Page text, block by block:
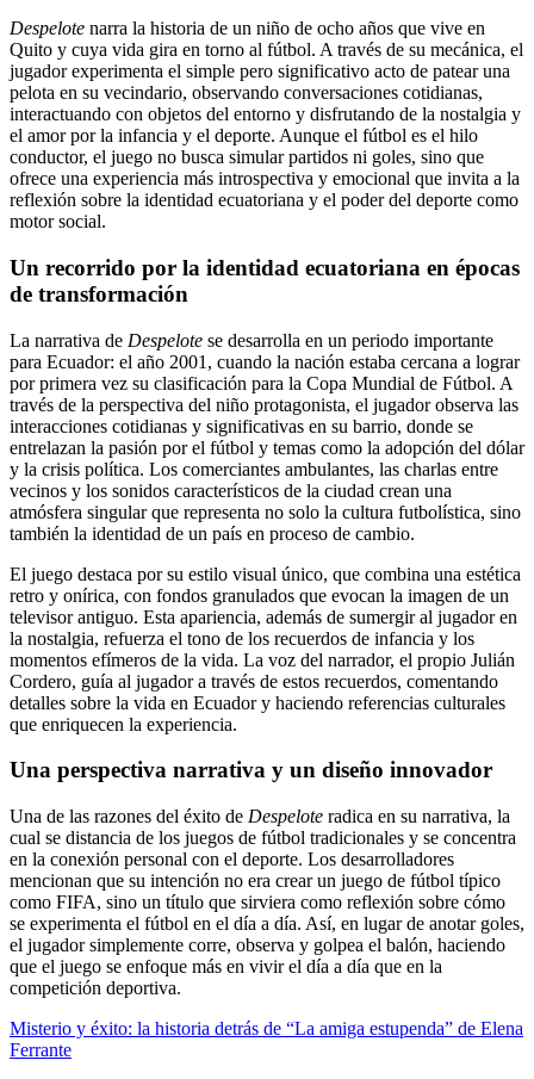
Despelote narra la historia de un niño de ocho años que vive en
Quito y cuya vida gira en torno al fútbol. A través de su mecánica, el
jugador experimenta el simple pero significativo acto de patear una
pelota en su vecindario, observando conversaciones cotidianas,
interactuando con objetos del entorno y disfrutando de la nostalgia y
el amor por la infancia y el deporte. Aunque el fútbol es el hilo
conductor, el juego no busca simular partidos ni goles, sino que
ofrece una experiencia más introspectiva y emocional que invita a la
reflexión sobre la identidad ecuatoriana y el poder del deporte como
motor social.
Un recorrido por la identidad ecuatoriana en épocas
de transformación
La narrativa de Despelote se desarrolla en un periodo importante
para Ecuador: el año 2001, cuando la nación estaba cercana a lograr
por primera vez su clasificación para la Copa Mundial de Fútbol. A
través de la perspectiva del niño protagonista, el jugador observa las
interacciones cotidianas y significativas en su barrio, donde se
entrelazan la pasión por el fútbol y temas como la adopción del dólar
y la crisis política. Los comerciantes ambulantes, las charlas entre
vecinos y los sonidos característicos de la ciudad crean una
atmósfera singular que representa no solo la cultura futbolística, sino
también la identidad de un país en proceso de cambio.
El juego destaca por su estilo visual único, que combina una estética
retro y onírica, con fondos granulados que evocan la imagen de un
televisor antiguo. Esta apariencia, además de sumergir al jugador en
la nostalgia, refuerza el tono de los recuerdos de infancia y los
momentos efímeros de la vida. La voz del narrador, el propio Julián
Cordero, guía al jugador a través de estos recuerdos, comentando
detalles sobre la vida en Ecuador y haciendo referencias culturales
que enriquecen la experiencia.
Una perspectiva narrativa y un diseño innovador
Una de las razones del éxito de Despelote radica en su narrativa, la
cual se distancia de los juegos de fútbol tradicionales y se concentra
en la conexión personal con el deporte. Los desarrolladores
mencionan que su intención no era crear un juego de fútbol típico
como FIFA, sino un título que sirviera como reflexión sobre cómo
se experimenta el fútbol en el día a día. Así, en lugar de anotar goles,
el jugador simplemente corre, observa y golpea el balón, haciendo
que el juego se enfoque más en vivir el día a día que en la
competición deportiva.
Misterio y éxito: la historia detrás de “La amiga estupenda” de Elena
Ferrante